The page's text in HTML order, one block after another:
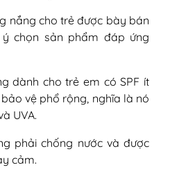
nắng cho trẻ được bày bán
chọn sản phẩm đáp ứng
dành cho trẻ em có SPF ít
vệ phổ rộng, nghĩa là nó
UVA.
phải chống nước và được
cảm.